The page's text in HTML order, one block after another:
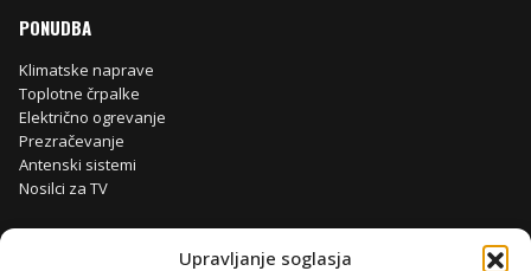
Upravljanje soglasja
PONUDBA
Klimatske naprave
Toplotne črpalke
Električno ogrevanje
Prezračevanje
Antenski sistemi
Nosilci za TV